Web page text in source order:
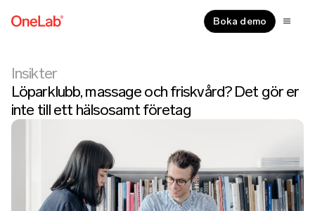
Boka demo
Insikter
Löparklubb, massage och friskvård? Det gör er
inte till ett hälsosamt företag